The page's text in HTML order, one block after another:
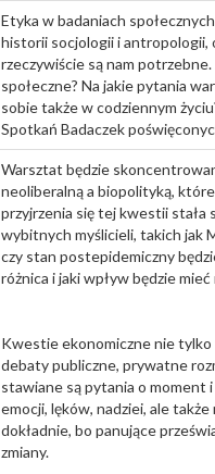
Etyka w badaniach
historii socjologii i antropologii,
rzeczywiście są nam
społeczne? Na jakie pytania
sobie także w codziennym
Spotkań Badaczek
Warsztat będzie
neoliberalną a biopolityką,
przyjrzenia się tej kwestii
wybitnych myślicieli, takich jak
czy stan postepidemiczny
różnica i jaki wpływ będzie
Kwestie ekonomiczne nie tylko
debaty publiczne, prywatne
stawiane są pytania o moment
emocji, lęków, nadziei, ale
dokładnie, bo panujące
zmiany.